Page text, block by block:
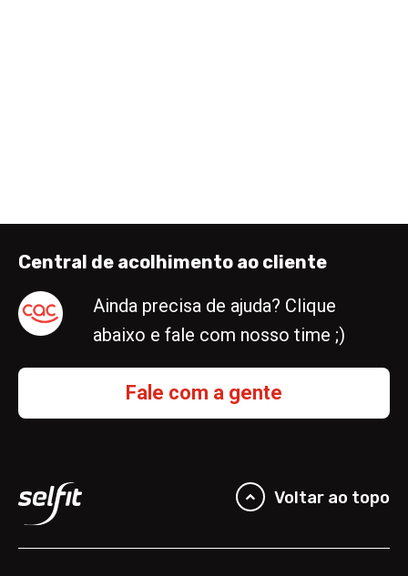
Central de acolhimento ao cliente
Ainda precisa de ajuda? Clique
abaixo e fale com nosso time ;)
Fale com a gente
Voltar ao topo